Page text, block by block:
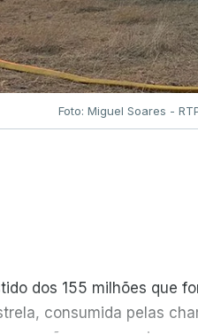
Foto: Miguel Soares -
dos 155 milhões que
consumida pelas